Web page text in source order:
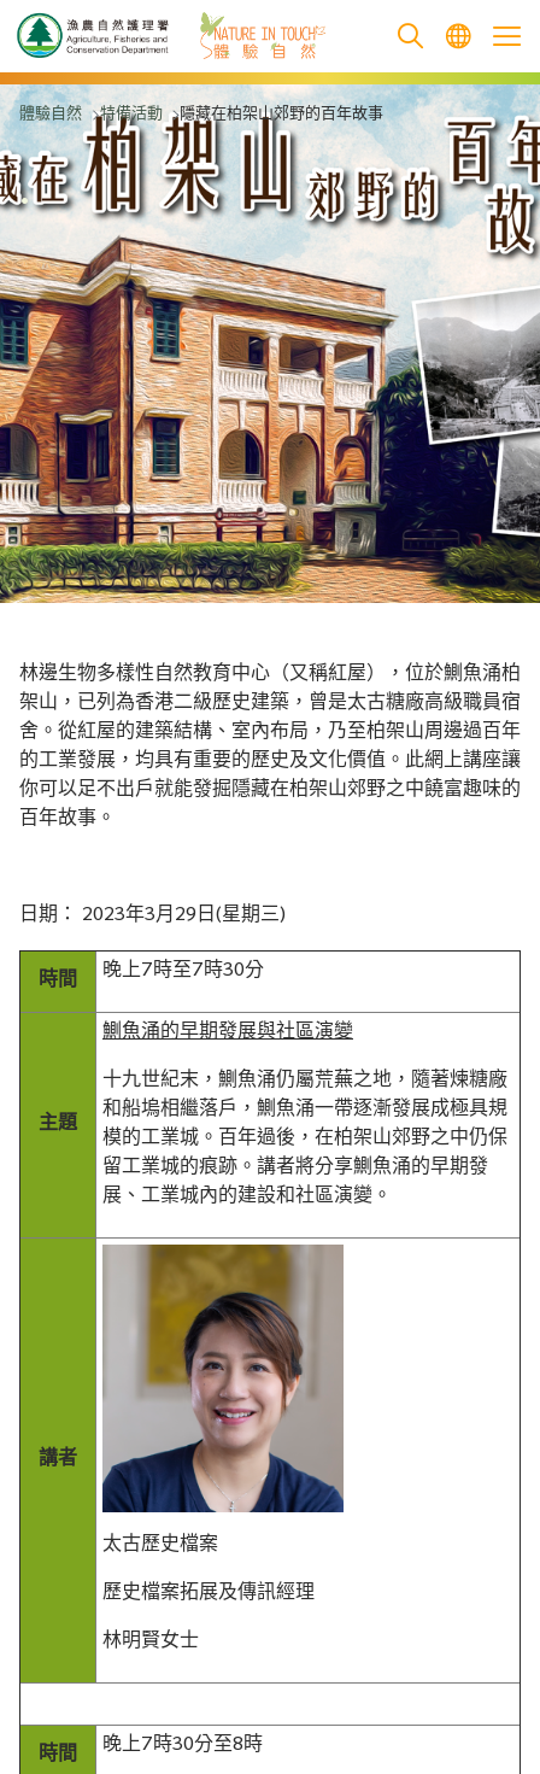
跳至主要內容
體驗自然 特備活動 隱藏在柏架山郊野的百年故事
.
林邊生物多樣性自然教育中心（又稱紅屋），位於鰂魚涌柏
架山，已列為香港二級歷史建築，曾是太古糖廠高級職員宿
舍。從紅屋的建築結構、室內布局，乃至柏架山周邊過百年
的工業發展，均具有重要的歷史及文化價值。此網上講座讓
你可以足不出戶就能發掘隱藏在柏架山郊野之中饒富趣味的
百年故事。
日期： 2023年3月29日(星期三)
時間
晚上7時至7時30分
主題
鰂魚涌的早期發展與社區演變
十九世紀末，鰂魚涌仍屬荒蕪之地，隨著煉糖廠
和船塢相繼落戶，鰂魚涌一帶逐漸發展成極具規
模的工業城。百年過後，在柏架山郊野之中仍保
留工業城的痕跡。講者將分享鰂魚涌的早期發
展、工業城內的建設和社區演變。
講者
太古歷史檔案
歷史檔案拓展及傳訊經理
林明賢女士
時間 晚上7時30分至8時